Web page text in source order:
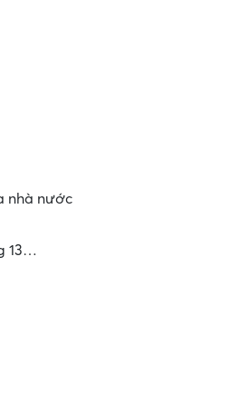
nhà nước
13…